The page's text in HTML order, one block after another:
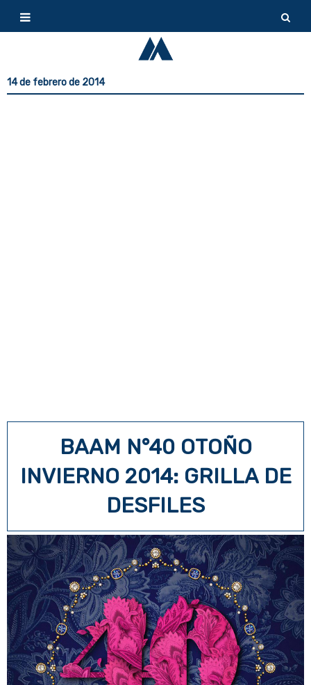
14 de febrero de 2014
BAAM N°40 OTOÑO
INVIERNO 2014: GRILLA DE
DESFILES